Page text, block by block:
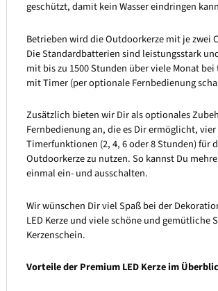
geschützt, damit kein Wasser eindringen
Betrieben wird die Outdoorkerze mit je zwei
Die Standardbatterien sind leistungsstark
mit bis zu 1500 Stunden über viele Monat
mit Timer (per optionale Fernbedienung
Zusätzlich bieten wir Dir als optionales
Fernbedienung an, die es Dir ermöglicht,
Timerfunktionen (2, 4, 6 oder 8 Stunden) für
Outdoorkerze zu nutzen. So kannst Du
einmal ein- und ausschalten.
Wir wünschen Dir viel Spaß bei der
LED Kerze und viele schöne und gemütliche
Kerzenschein.
Vorteile der Premium LED Kerze im